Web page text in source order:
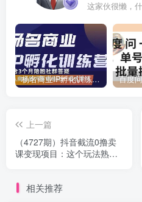
这家伙很懒，
杨名商业IP孵化训练营，从商业到内容到转化一站式学 价值5980元
上一篇
（4727期）抖音截流0撸卖
课变现项目：这个玩法熟练
相关推荐